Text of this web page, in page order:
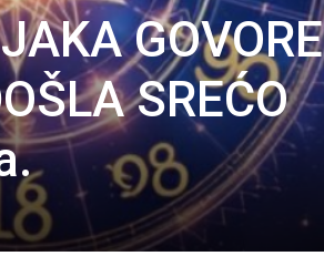
GOVORE
SREĆO